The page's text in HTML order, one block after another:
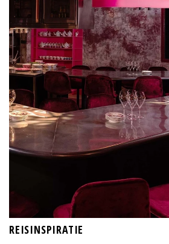
REISINSPIRATIE